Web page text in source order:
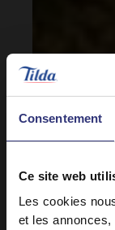
Consentement
Ce site web
Les cookies
et les